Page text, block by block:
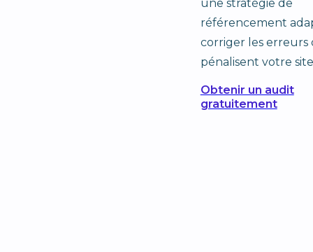
une stratégie de
référencement
corriger les erreurs
pénalisent votre
Obtenir un audit
gratuitement